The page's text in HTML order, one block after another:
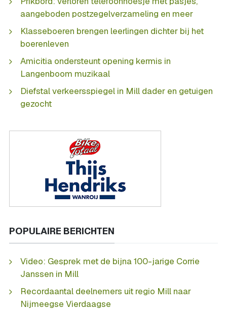
aangeboden postzegelverzameling en meer
Klasseboeren brengen leerlingen dichter bij het
boerenleven
Amicitia ondersteunt opening kermis in
Langenboom muzikaal
Diefstal verkeersspiegel in Mill dader en getuigen
gezocht
POPULAIRE BERICHTEN
Video: Gesprek met de bijna 100-jarige Corrie
Janssen in Mill
Recordaantal deelnemers uit regio Mill naar
Nijmeegse Vierdaagse